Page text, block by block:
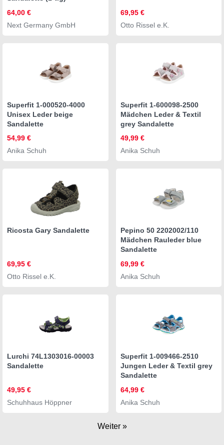
64,00 €
Next Germany GmbH
69,95 €
Otto Rissel e.K.
Superfit 1-000520-4000
Unisex Leder beige
Sandalette
54,99 €
Anika Schuh
Superfit 1-600098-2500
Mädchen Leder & Textil
grey Sandalette
49,99 €
Anika Schuh
Ricosta Gary Sandalette
69,95 €
Otto Rissel e.K.
Pepino 50 2202002/110
Mädchen Rauleder blue
Sandalette
69,99 €
Anika Schuh
Lurchi 74L1303016-00003
Sandalette
49,95 €
Schuhhaus Höppner
Superfit 1-009466-2510
Jungen Leder & Textil grey
Sandalette
64,99 €
Anika Schuh
Weiter »